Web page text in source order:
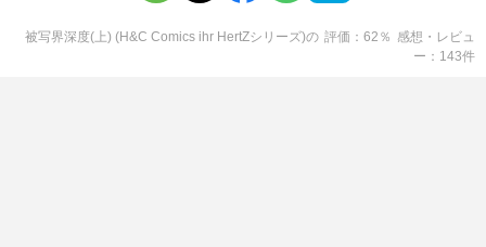
被写界深度(上) (H&C Comics ihr HertZシリーズ)の 評価 62 ％ 感想・レビュ
ー
143件